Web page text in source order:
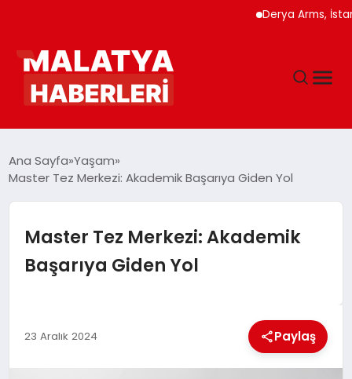
Derya Arms, İstanbul
DÜNYA
EKONOMI
Ana Sayfa Yaşam
Master Tez Merkezi: Akademik Başarıya Giden Yol
Master Tez Merkezi: Akademik
Başarıya Giden Yol
23 Aralık 2024 Paylaş